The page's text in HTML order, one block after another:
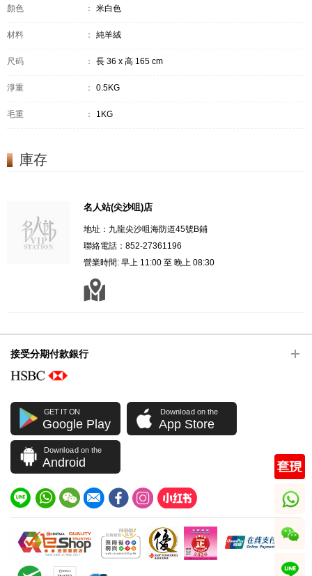
顏色 ： 米白色
材料 ： 純羊絨
尺码 ： 長 36 x 高 165 cm
淨重 ： 0.5KG
毛重 ： 1KG
庫存
名人站(尖沙咀)店
地址：九龍尖沙咀海防道45號B鋪
聯絡電話：852-27361196
營業時間: 早上 11:00 至 晚上 08:30
接受分期付款銀行
GET IT ON
Google Play
Download on the
App Store
Download on the
Android
whatsapp